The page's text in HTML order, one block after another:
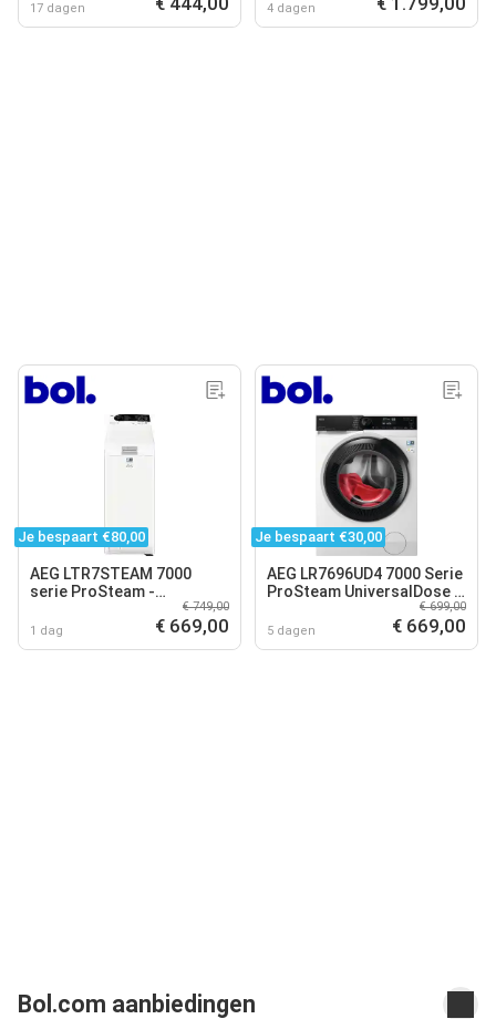
17 dagen 4 dagen
Je bespaart €80,00
AEG LTR7STEAM 7000
serie ProSteam -
Wasmachine bovenlader -
Energielabel A - 1300
1 dag
€ 749,00
€ 669,00
Je bespaart €30,00
AEG LR7696UD4 7000 Serie
ProSteam UniversalDose -
Wasmachine - Energielabel
A - 1600 toeren - 9 kg
5 dagen
€ 699,00
€ 669,00
Bol.com aanbiedingen